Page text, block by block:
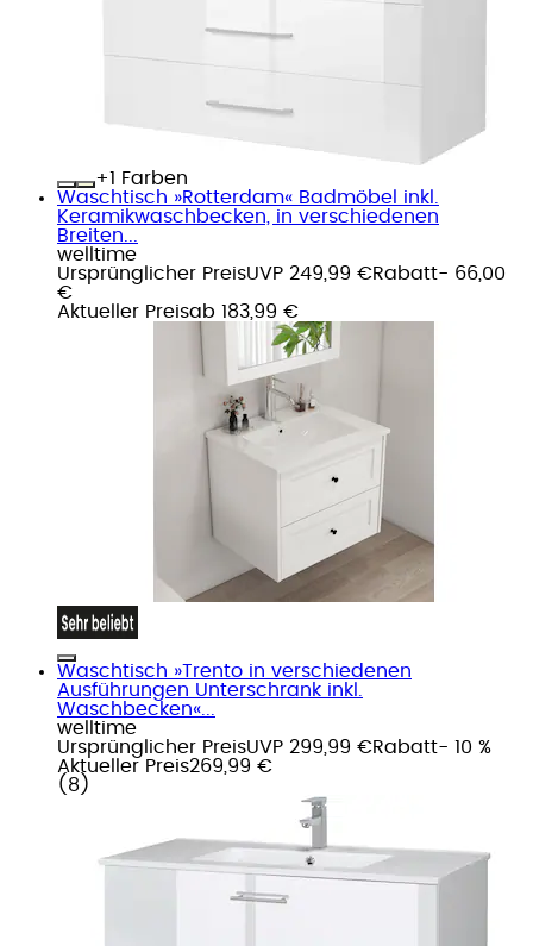
+
Farben
Waschtisch »Rotterdam« Badmöbel inkl.
Keramikwaschbecken, in verschiedenen
Breiten...
welltime
Ursprünglicher PreisUVP 249,99 €Rabatt- 66,00
€
Aktueller Preisab 183,99 €
Waschtisch »Trento in verschiedenen
Ausführungen Unterschrank inkl.
Waschbecken«...
welltime
Ursprünglicher PreisUVP 299,99 €Rabatt- 10 %
Aktueller Preis269,99 €
( 8 )